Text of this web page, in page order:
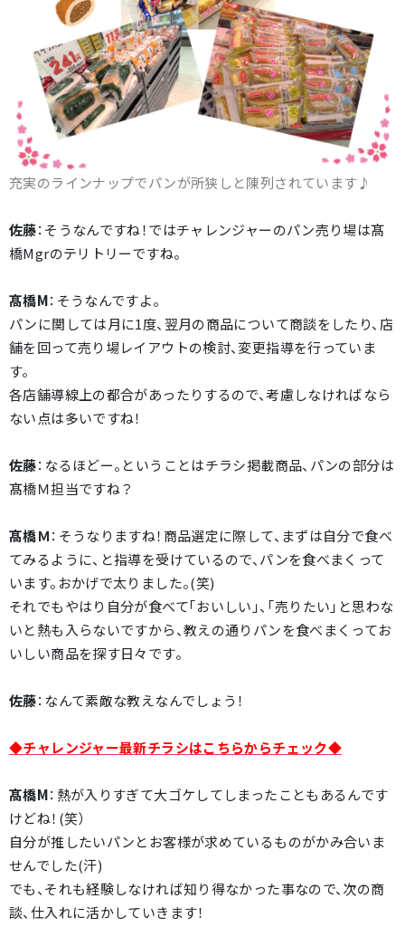
充実のラインナップでパンが所狭しと陳列されています♪
佐藤：そうなんですね！ではチャレンジャーのパン売り場は髙
橋Mgrのテリトリーですね。
髙橋M：そうなんですよ。
パンに関しては月に1度、翌月の商品について商談をしたり、店
舗を回って売り場レイアウトの検討、変更指導を行っていま
す。
各店舗導線上の都合があったりするので、考慮しなければなら
ない点は多いですね！
佐藤：なるほどー。ということはチラシ掲載商品、パンの部分は
髙橋Ｍ担当ですね？
髙橋Ｍ：そうなりますね！商品選定に際して、まずは自分で食べ
てみるように、と指導を受けているので、パンを食べまくって
います。おかげで太りました。(笑)
それでもやはり自分が食べて「おいしい」、「売りたい」と思わな
いと熱も入らないですから、教えの通りパンを食べまくってお
いしい商品を探す日々です。
佐藤：なんて素敵な教えなんでしょう！
◆チャレンジャー最新チラシはこちらからチェック◆
髙橋M：熱が入りすぎて大ゴケしてしまったこともあるんです
けどね！(笑）
自分が推したいパンとお客様が求めているものがかみ合いま
せんでした(汗)
でも、それも経験しなければ知り得なかった事なので、次の商
談、仕入れに活かしていきます！